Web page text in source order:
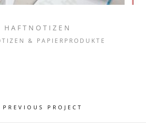
HAFTNOTIZEN
& PAPIERPRODUKTE
PREVIOUS PROJECT